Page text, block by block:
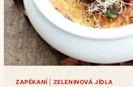
ZAPÉKANÍ ZELENINOVÁ JÍDLA